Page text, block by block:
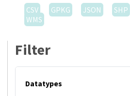
CSV
GPKG JSON SHP
WMS
Filter
Datatypes